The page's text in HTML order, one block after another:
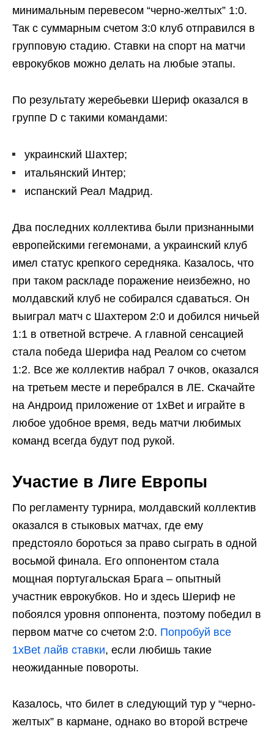
минимальным перевесом “черно-желтых” 1:0.
Так с суммарным счетом 3:0 клуб отправился в
групповую стадию. Ставки на спорт на матчи
еврокубков можно делать на любые этапы.
По результату жеребьевки Шериф оказался в
группе D с такими командами:
украинский Шахтер;
итальянский Интер;
испанский Реал Мадрид.
Два последних коллектива были признанными
европейскими гегемонами, а украинский клуб
имел статус крепкого середняка. Казалось, что
при таком раскладе поражение неизбежно, но
молдавский клуб не собирался сдаваться. Он
выиграл матч с Шахтером 2:0 и добился ничьей
1:1 в ответной встрече. А главной сенсацией
стала победа Шерифа над Реалом со счетом
1:2. Все же коллектив набрал 7 очков, оказался
на третьем месте и перебрался в ЛЕ. Скачайте
на Андроид приложение от 1xBet и играйте в
любое удобное время, ведь матчи любимых
команд всегда будут под рукой.
Участие в Лиге Европы
По регламенту турнира, молдавский коллектив
оказался в стыковых матчах, где ему
предстояло бороться за право сыграть в одной
восьмой финала. Его оппонентом стала
мощная португальская Брага – опытный
участник еврокубков. Но и здесь Шериф не
побоялся уровня оппонента, поэтому победил в
первом матче со счетом 2:0. Попробуй все
1xBet лайв ставки, если любишь такие
неожиданные повороты.
Казалось, что билет в следующий тур у “черно-
желтых” в кармане, однако во второй встрече